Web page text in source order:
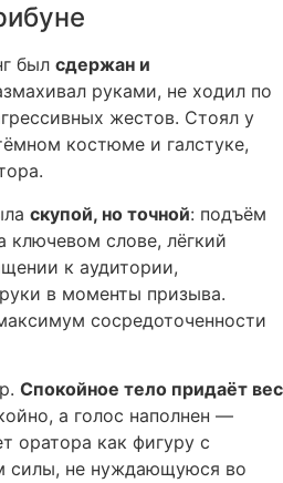
был сдержан и
руками, не ходил по
жестов. Стоял у
костюме и галстуке,
скупой, но точной: подъём
ключевом слове, лёгкий
к аудитории,
в моменты призыва.
сосредоточенности
Спокойное тело придаёт вес
а голос наполнен —
оратора как фигуру с
силы, не нуждающуюся во